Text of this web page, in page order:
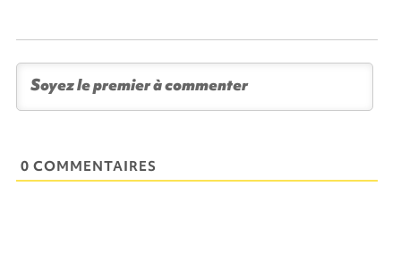
0 COMMENTAIRES